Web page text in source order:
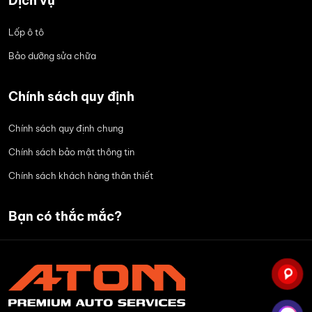
Lốp ô tô
Bảo dưỡng sửa chữa
Chính sách quy định
Chính sách quy định chung
Chính sách bảo mật thông tin
Chính sách khách hàng thân thiết
Bạn có thắc mắc?